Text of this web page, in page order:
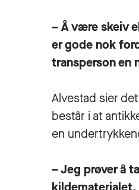
– Å være skeiv
er gode nok
transperson en
Alvestad sier
består i at
en
– Jeg prøver å